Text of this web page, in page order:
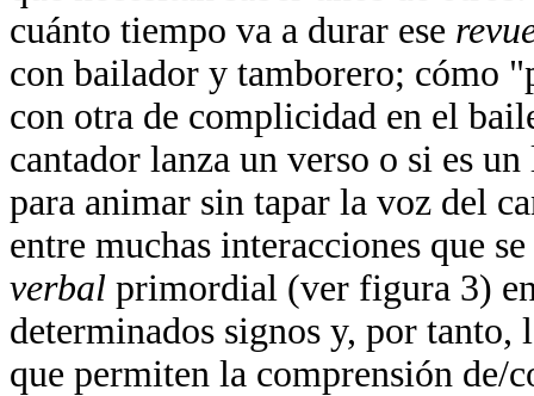
cuánto tiempo va a durar ese
con bailador y tamborero; cómo
con otra de complicidad en el
cantador lanza un verso o si es
para animar sin tapar la voz del
entre muchas interacciones que
verbal primordial (ver figura 3)
determinados signos y, por
que permiten la comprensión de/